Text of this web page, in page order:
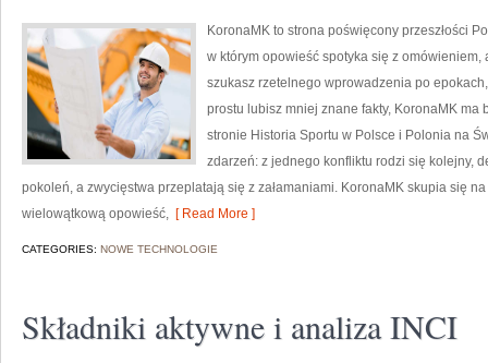
KoronaMK to strona poświęcony przeszłości
w którym opowieść spotyka się z
szukasz rzetelnego wprowadzenia po
prostu lubisz mniej znane fakty, KoronaMK ma
stronie Historia Sportu w Polsce i Polonia na
zdarzeń: z jednego konfliktu rodzi się kolejny,
pokoleń, a zwycięstwa przeplatają się z załamaniami. KoronaMK skupia się
wielowątkową opowieść, [ Read More ]
CATEGORIES: NOWE TECHNOLOGIE
Składniki aktywne i analiza INCI